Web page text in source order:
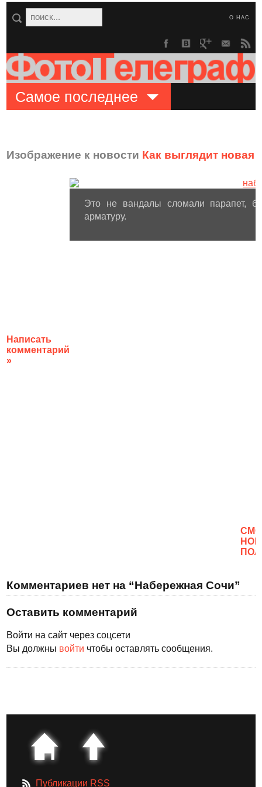
О НАС
Самое последнее
Изображение к новости Как выглядит новая
Написать
комментарий
»
Это не вандалы сломали парапет,
арматуру.
Комментариев нет на “Набережная Сочи”
Оставить комментарий
Войти на сайт через соцсети
Вы должны войти чтобы оставлять сообщения.
Публикации RSS